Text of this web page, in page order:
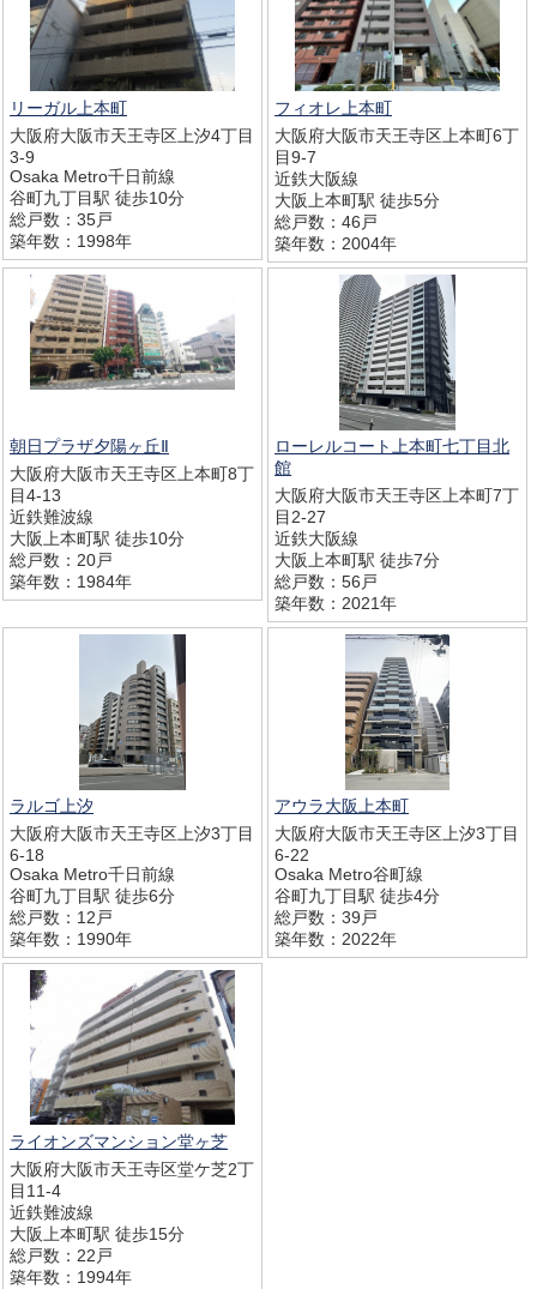
リーガル上本町
大阪府大阪市天王寺区上汐4丁目
3-9
Osaka Metro千日前線
谷町九丁目駅 徒歩10分
総戸数：35戸
築年数：1998年
フィオレ上本町
大阪府大阪市天王寺区上本町6丁
目9-7
近鉄大阪線
大阪上本町駅 徒歩5分
総戸数：46戸
築年数：2004年
朝日プラザ夕陽ヶ丘Ⅱ
大阪府大阪市天王寺区上本町8丁
目4-13
近鉄難波線
大阪上本町駅 徒歩10分
総戸数：20戸
築年数：1984年
ローレルコート上本町七丁目北
館
大阪府大阪市天王寺区上本町7丁
目2-27
近鉄大阪線
大阪上本町駅 徒歩7分
総戸数：56戸
築年数：2021年
ラルゴ上汐
大阪府大阪市天王寺区上汐3丁目
6-18
Osaka Metro千日前線
谷町九丁目駅 徒歩6分
総戸数：12戸
築年数：1990年
アウラ大阪上本町
大阪府大阪市天王寺区上汐3丁目
6-22
Osaka Metro谷町線
谷町九丁目駅 徒歩4分
総戸数：39戸
築年数：2022年
ライオンズマンション堂ヶ芝
大阪府大阪市天王寺区堂ケ芝2丁
目11-4
近鉄難波線
大阪上本町駅 徒歩15分
総戸数：22戸
築年数：1994年